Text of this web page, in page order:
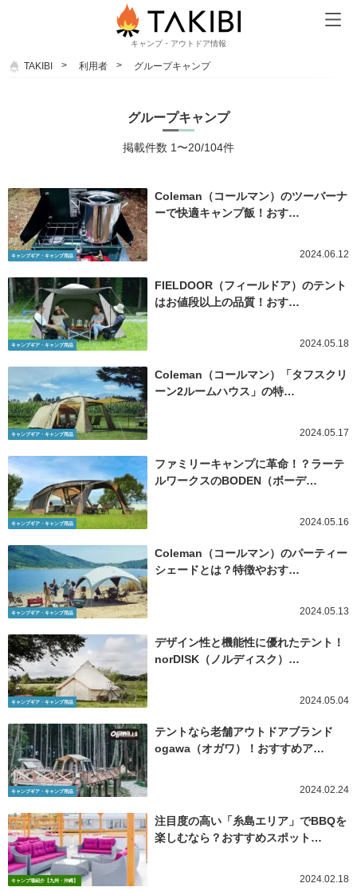
キャンプ・アウトドア情報
TAKIBI 利用者 グループキャンプ
グループキャンプ
掲載件数 1〜20/104件
キャンプギア・キャンプ用品
Coleman（コールマン）のツーバーナ
ーで快適キャンプ飯！おす…
2024.06.12
キャンプギア・キャンプ用品
FIELDOOR（フィールドア）のテント
はお値段以上の品質！おす…
2024.05.18
キャンプギア・キャンプ用品
Coleman（コールマン）「タフスクリ
ーン2ルームハウス」の特…
2024.05.17
キャンプギア・キャンプ用品
ファミリーキャンプに革命！？ラーテ
ルワークスのBODEN（ボーデ…
2024.05.16
キャンプギア・キャンプ用品
Coleman（コールマン）のパーティー
シェードとは？特徴やおす…
2024.05.13
キャンプギア・キャンプ用品
デザイン性と機能性に優れたテント！
norDISK（ノルディスク）…
2024.05.04
キャンプギア・キャンプ用品
テントなら老舗アウトドアブランド
ogawa（オガワ）！おすすめア…
2024.02.24
キャンプ場紹介【九州・沖縄】
注目度の高い「糸島エリア」でBBQを
楽しむなら？おすすめスポット…
2024.02.18